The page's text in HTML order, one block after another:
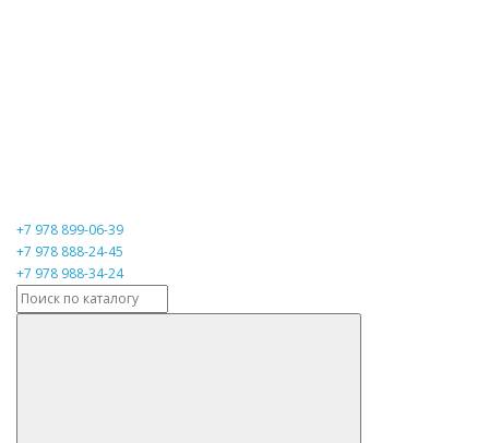
+7 978 899-06-39
+7 978 888-24-45
+7 978 988-34-24